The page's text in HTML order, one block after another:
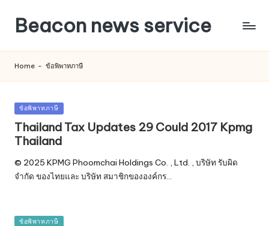
Beacon news service
Home - ข้อพิพาทภาษี
Posted
in
ข้อพิพาทภาษี
Thailand Tax Updates 29 Could 2017 Kpmg
Thailand
© 2025 KPMG Phoomchai Holdings Co. , Ltd. , บริษัท รับผิด
จำกัด ของไทยและ บริษัท สมาชิกขององค์กร…
Posted
ข้อพิพาทภาษี